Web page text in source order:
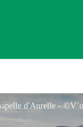
d'Aurelle -